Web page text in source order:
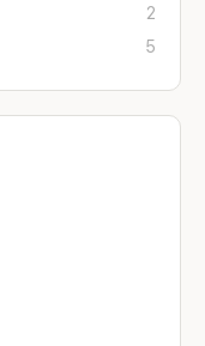
2
5